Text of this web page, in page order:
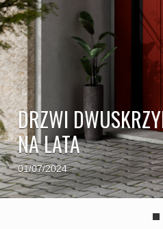
DRZWI
NA LATA
01/07/2024